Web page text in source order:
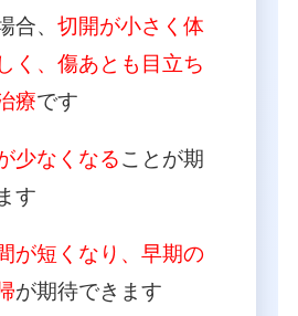
合、 切開が小さく体
く、傷あとも目立ち
療です
少なくなることが期
す
が短くなり、早期の
が期待できます